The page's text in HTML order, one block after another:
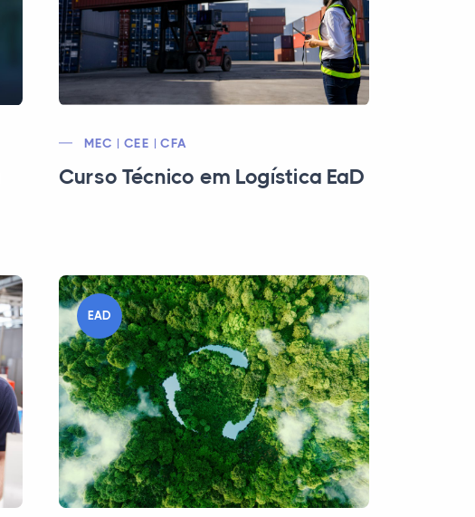
MEC | CEE | CFA
Curso Técnico em Logística EaD
EAD